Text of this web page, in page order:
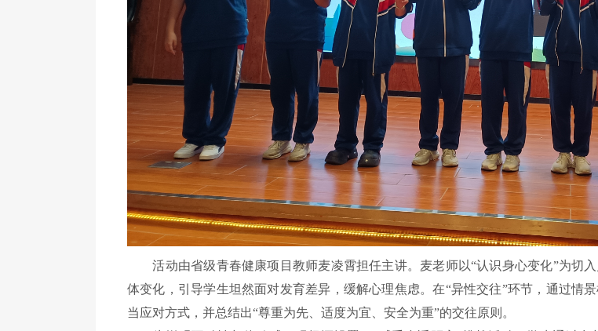
活动由省级青春健康项目教师麦凌霄担任主讲。麦老师以“认识身心变化”为切
体变化，引导学生坦然面对发育差异，缓解心理焦虑。在“异性交往”环节，通过情
当应对方式，并总结出“尊重为先、适度为宜、安全为重”的交往原则。